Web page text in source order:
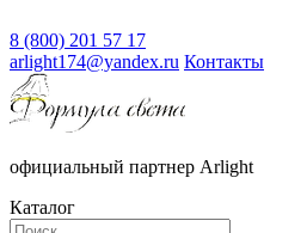
8 (800) 201 57 17
arlight174@yandex.ru Контакты
официальный партнер Arlight
Каталог